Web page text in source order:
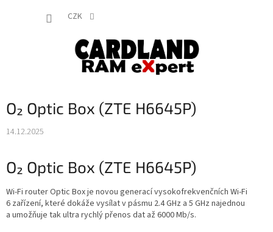
CZK
O₂ Optic Box (ZTE H6645P)
14.12.2025
O₂ Optic Box (ZTE H6645P)
Wi-Fi router Optic Box je novou generací vysokofrekvenčních Wi-Fi
6 zařízení, které dokáže vysílat v pásmu 2.4 GHz a 5 GHz najednou
a umožňuje tak ultra rychlý přenos dat až 6000 Mb/s.